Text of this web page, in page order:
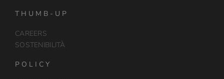
THUMB-UP
CAREERS
SOSTENIBILITÀ
POLICY